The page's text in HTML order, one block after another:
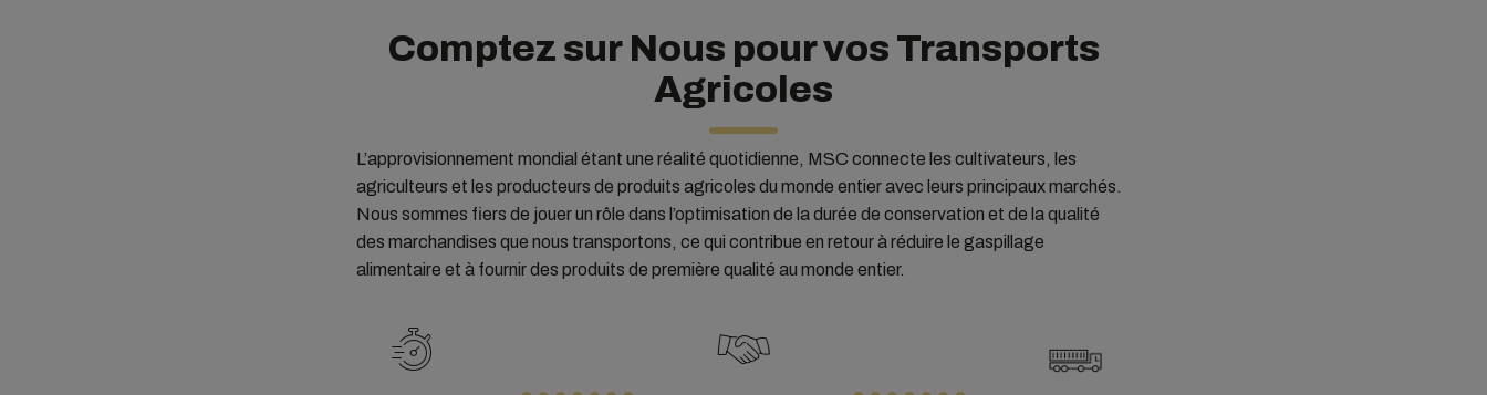
Comptez sur Nous pour vos Transports
Agricoles
L’approvisionnement mondial étant une réalité quotidienne, MSC connecte les cultivateurs, les
agriculteurs et les producteurs de produits agricoles du monde entier avec leurs principaux marchés.
Nous sommes fiers de jouer un rôle dans l’optimisation de la durée de conservation et de la qualité
des marchandises que nous transportons, ce qui contribue en retour à réduire le gaspillage
alimentaire et à fournir des produits de première qualité au monde entier.